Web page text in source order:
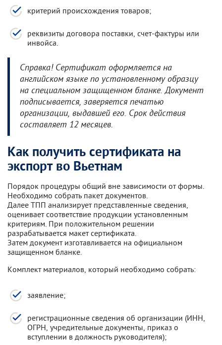
критерий происхождения товаров;
реквизиты договора поставки, счет-фактуры или
инвойса.
Справка! Сертификат оформляется на
английском языке по установленному образцу
на специальном защищенном бланке. Документ
подписывается, заверяется печатью
организации, выдавшей его. Срок действия
составляет 12 месяцев.
Как получить сертификата на
экспорт во Вьетнам
Порядок процедуры общий вне зависимости от формы.
Необходимо собрать пакет документов.
Далее ТПП анализирует представленные сведения,
оценивает соответствие продукции установленным
критериям. При положительном решении
разрабатывается макет сертификата.
Затем документ изготавливается на официальном
защищенном бланке.
Комплект материалов, который необходимо собрать:
заявление;
регистрационные сведения об организации (ИНН,
ОГРН, учредительные документы, приказ о
вступлении в должность руководителя);